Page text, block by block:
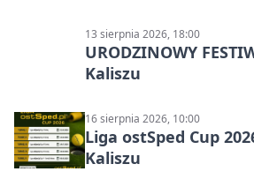
13 sierpnia 2026, 18:00
URODZINOWY
Kaliszu
16 sierpnia 2026, 10:00
Liga ostSped Cup
Kaliszu